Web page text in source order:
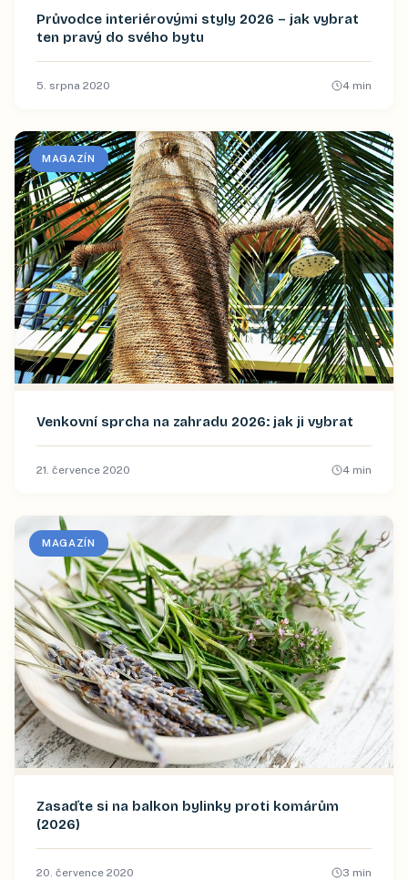
Průvodce interiérovými styly 2026 – jak vybrat
ten pravý do svého bytu
5. srpna 2020 4 min
MAGAZÍN
Venkovní sprcha na zahradu 2026: jak ji vybrat
21. července 2020 4 min
MAGAZÍN
Zasaďte si na balkon bylinky proti komárům
(2026)
20. července 2020 3 min